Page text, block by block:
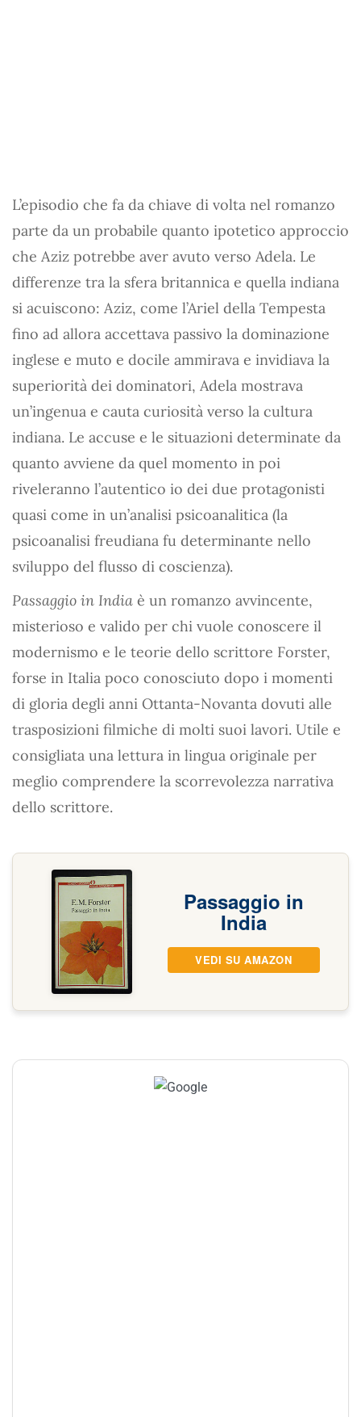
L’episodio che fa da chiave di volta nel romanzo
parte da un probabile quanto ipotetico approccio
che Aziz potrebbe aver avuto verso Adela. Le
differenze tra la sfera britannica e quella indiana
si acuiscono: Aziz, come l’Ariel della Tempesta
fino ad allora accettava passivo la dominazione
inglese e muto e docile ammirava e invidiava la
superiorità dei dominatori, Adela mostrava
un’ingenua e cauta curiosità verso la cultura
indiana. Le accuse e le situazioni determinate da
quanto avviene da quel momento in poi
riveleranno l’autentico io dei due protagonisti
quasi come in un’analisi psicoanalitica (la
psicoanalisi freudiana fu determinante nello
sviluppo del flusso di coscienza).
Passaggio in India è un romanzo avvincente,
misterioso e valido per chi vuole conoscere il
modernismo e le teorie dello scrittore Forster,
forse in Italia poco conosciuto dopo i momenti
di gloria degli anni Ottanta-Novanta dovuti alle
trasposizioni filmiche di molti suoi lavori. Utile e
consigliata una lettura in lingua originale per
meglio comprendere la scorrevolezza narrativa
dello scrittore.
Passaggio in
India
VEDI SU AMAZON